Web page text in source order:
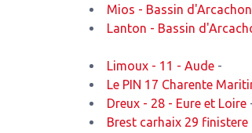
Mios - Bassin
Lanton - Bassin
Limoux - 11 - Aude -
Le PIN 17 Charente
Dreux - 28 - Eure et Loire
Brest carhaix 29 finistere